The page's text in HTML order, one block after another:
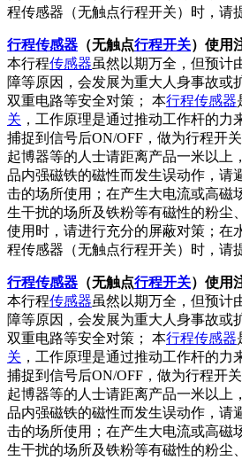
程传感器（无触点行程开关）时，请
行程传感器 （无触点行程开关）使用
本行程传感器虽然以期万全，但预计
障等原因，会发展为重大人身事故或
双重电路等安全对策； 本行程传感器
关 ，工作原理是通过推动工作杆的力
捕捉到信号后ON/OFF，做为行程开
起博器等的人士请距离产品一米以上
品内强磁铁的磁性而发生误动作，请
击的场所使用；在产生大电流或高磁
生干扰的场所及铁粉等有磁性的粉尘
使用时，请进行充分的屏蔽对策；在
程传感器（无触点行程开关）时，请
行程传感器 （无触点行程开关）使用
本行程传感器虽然以期万全，但预计
障等原因，会发展为重大人身事故或
双重电路等安全对策； 本行程传感器
关 ，工作原理是通过推动工作杆的力
捕捉到信号后ON/OFF，做为行程开
起博器等的人士请距离产品一米以上
品内强磁铁的磁性而发生误动作，请
击的场所使用；在产生大电流或高磁
生干扰的场所及铁粉等有磁性的粉尘